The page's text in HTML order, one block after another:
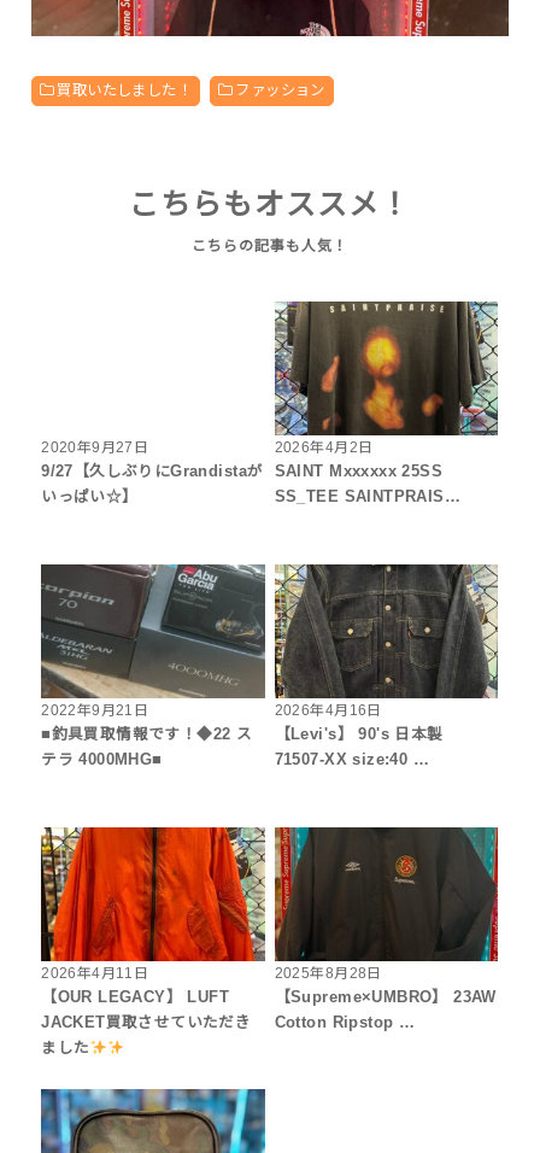
買取いたしました！ ファッション
こちらもオススメ！
2020年9月27日
9/27【久しぶりにGrandistaが
いっぱい☆】
2026年4月2日
SAINT Mxxxxxx 25SS
SS_TEE SAINTPRAIS…
2022年9月21日
■釣具買取情報です！◆22 ス
テラ 4000MHG■
2026年4月16日
【Levi's】 90's 日本製
71507-XX size:40 …
2026年4月11日
【OUR LEGACY】 LUFT
JACKET買取させていただき
ました
2025年8月28日
【Supreme×UMBRO】 23AW
Cotton Ripstop …